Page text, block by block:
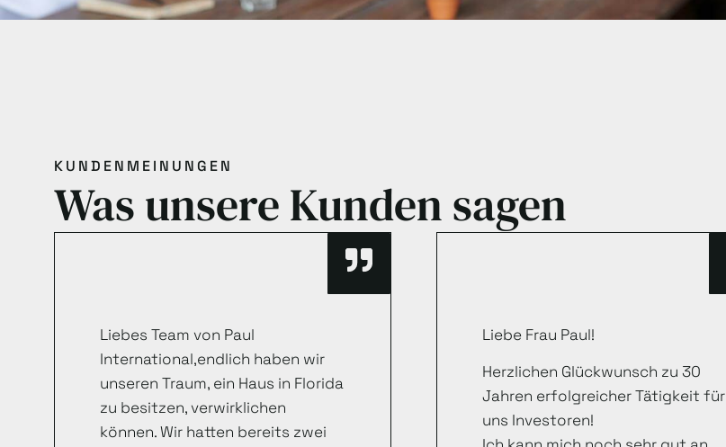
KUNDENMEINUNGEN
Was unsere Kunden sagen
Liebes Team von Paul
International,endlich haben wir
unseren Traum, ein Haus in Florida
zu besitzen, verwirklichen
können. Wir hatten bereits zwei
Liebe Frau Paul!
Herzlichen Glückwunsch zu 30
Jahren erfolgreicher Tätigkeit für
uns Investoren!